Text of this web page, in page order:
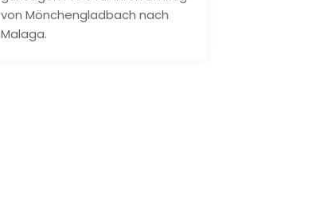
von Mönchengladbach nach
Malaga.